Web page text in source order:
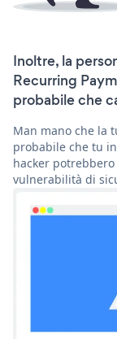
Inoltre, la
Recurring
probabile che
Man mano che la
probabile che tu
hacker
vulnerabilità di